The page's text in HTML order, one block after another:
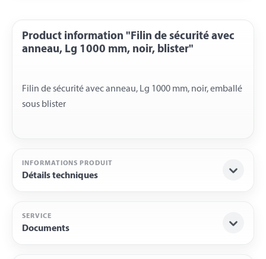
Product information "Filin de sécurité avec
anneau, Lg 1000 mm, noir, blister"
Filin de sécurité avec anneau, Lg 1000 mm, noir, emballé
INFORMATIONS PRODUIT
Détails techniques
SERVICE
Documents